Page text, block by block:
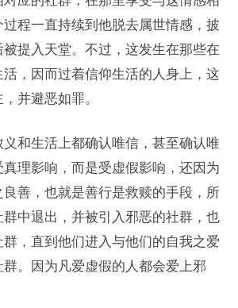
程一直持续到他脱去属世情感，披
被提入天堂。不过，这发生在那些在
，因而过着信仰生活的人身上，这
并避恶如罪。
和生活上都确认唯信，甚至确认唯
理影响，而是受虚假影响，还因为
善，也就是善行是救赎的手段，所
群中退出，并被引入邪恶的社群，也
，直到他们进入与他们的自我之爱
。因为凡爱虚假的人都会爱上邪